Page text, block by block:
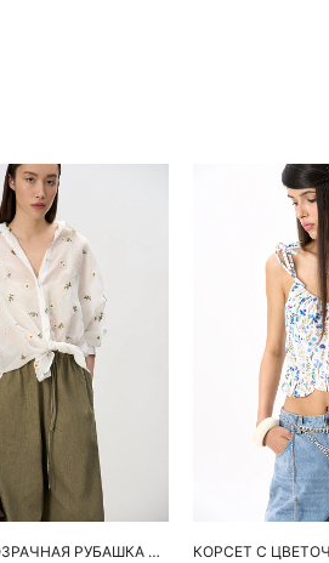
ПОЛУПРОЗРАЧНАЯ РУБАШКА С РОМАШКАМИ